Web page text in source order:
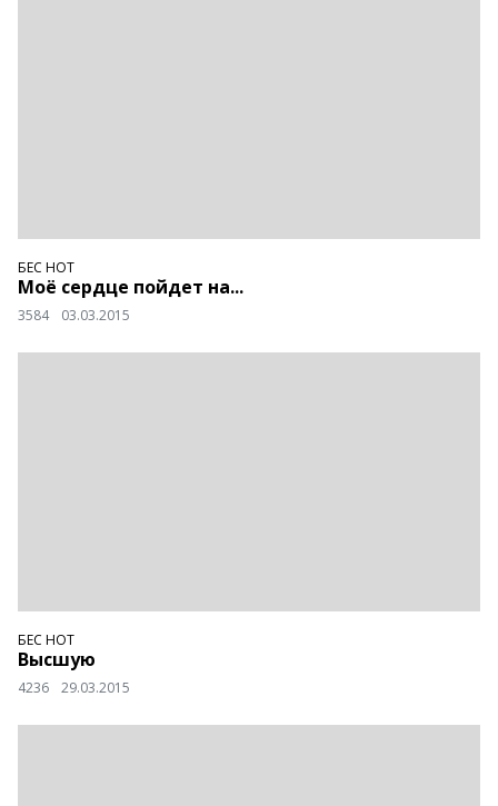
БЕС НОТ
Моё сердце пойдет на...
3584 03.03.2015
БЕС НОТ
Высшую
4236 29.03.2015